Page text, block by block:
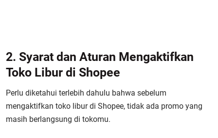
2. Syarat dan Aturan Mengaktifkan
Toko Libur di Shopee
Perlu diketahui terlebih dahulu bahwa sebelum
mengaktifkan toko libur di Shopee, tidak ada promo yang
masih berlangsung di tokomu.